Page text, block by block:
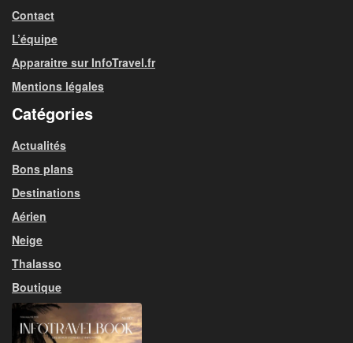
Contact
L’équipe
Apparaitre sur InfoTravel.fr
Mentions légales
Catégories
Actualités
Bons plans
Destinations
Aérien
Neige
Thalasso
Boutique